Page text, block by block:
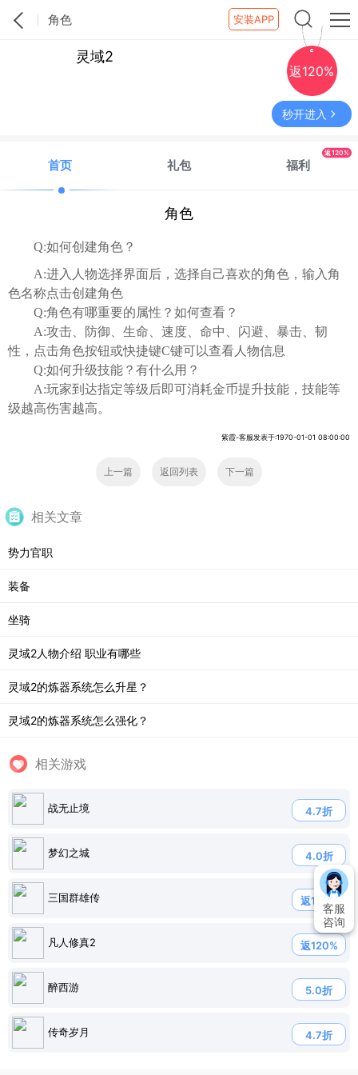
角色 安装APP
灵域2
返120%
秒开进入
首页 礼包 福利
返120%
角色
Q:如何创建角色？
A:进入人物选择界面后，选择自己喜欢的角色，输入角
色名称点击创建角色
Q:角色有哪重要的属性？如何查看？
A:攻击、防御、生命、速度、命中、闪避、暴击、韧
性，点击角色按钮或快捷键C键可以查看人物信息
Q:如何升级技能？有什么用？
A:玩家到达指定等级后即可消耗金币提升技能，技能等
级越高伤害越高。
紫霞-客服发表于:1970-01-01 08:00:00
上一篇 返回列表 下一篇
相关文章
势力官职
装备
坐骑
灵域2人物介绍 职业有哪些
灵域2的炼器系统怎么升星？
灵域2的炼器系统怎么强化？
相关游戏
战无止境 4.7折
梦幻之城 4.0折
三国群雄传 返120%
凡人修真2 返120%
醉西游 5.0折
传奇岁月 4.7折
客服
咨询